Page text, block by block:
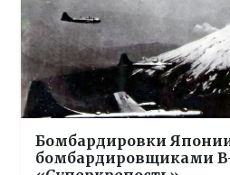
Бомбардировки
бомбардировщиками